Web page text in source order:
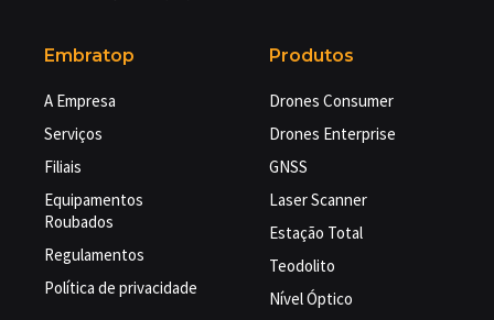
Embratop
A Empresa
Serviços
Filiais
Equipamentos
Roubados
Regulamentos
Política de privacidade
Produtos
Drones Consumer
Drones Enterprise
GNSS
Laser Scanner
Estação Total
Teodolito
Nível Óptico